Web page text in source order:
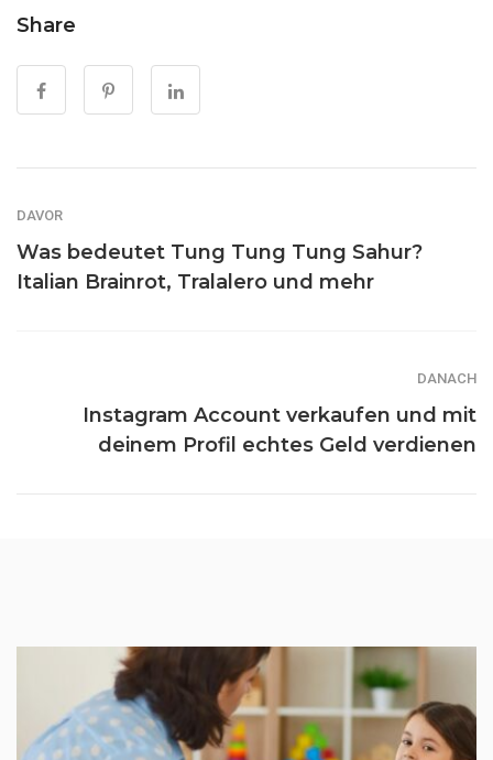
Share
DAVOR
Was bedeutet Tung Tung Tung Sahur?
Italian Brainrot, Tralalero und mehr
DANACH
Instagram Account verkaufen und mit
deinem Profil echtes Geld verdienen